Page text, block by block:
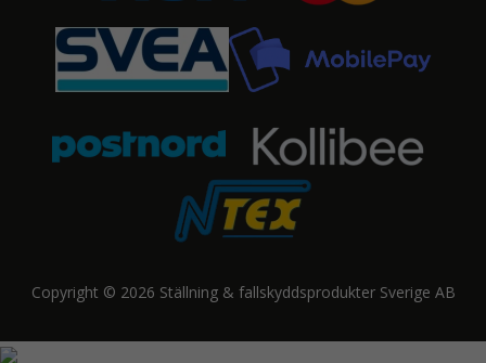
Copyright © 2026 Ställning & fallskyddsprodukter Sverige AB